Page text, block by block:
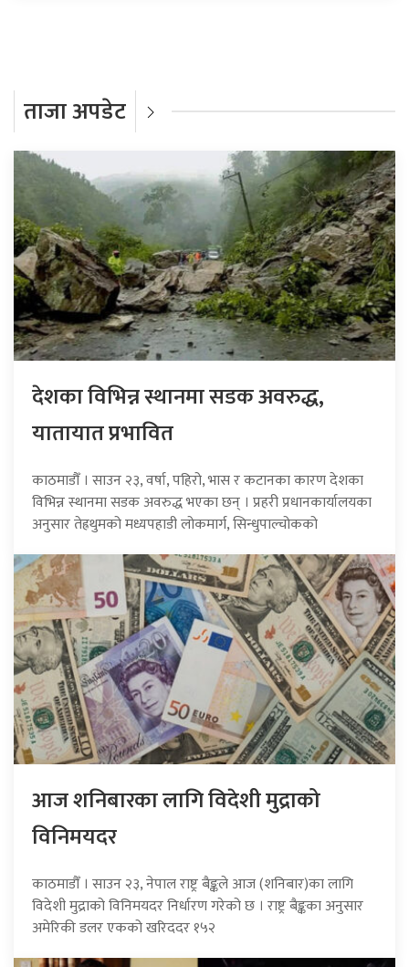
ताजा अपडेट
देशका विभिन्न स्थानमा सडक अवरुद्ध,
यातायात प्रभावित
काठमाडौँ । साउन २३, वर्षा, पहिरो, भास र कटानका कारण देशका
विभिन्न स्थानमा सडक अवरुद्ध भएका छन् । प्रहरी प्रधानकार्यालयका
अनुसार तेह्रथुमको मध्यपहाडी लोकमार्ग, सिन्धुपाल्चोकको
आज शनिबारका लागि विदेशी मुद्राको
विनिमयदर
काठमाडौँ । साउन २३, नेपाल राष्ट्र बैङ्कले आज (शनिबार)का लागि
विदेशी मुद्राको विनिमयदर निर्धारण गरेको छ । राष्ट्र बैङ्कका अनुसार
अमेरिकी डलर एकको खरिददर १५२